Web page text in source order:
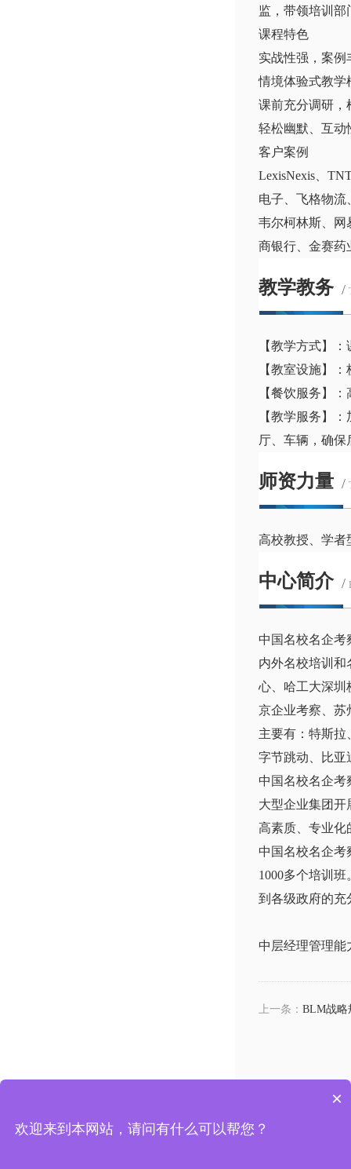
监，带领培训
课程特色
实战性强，案例
情境体验式教学
课前充分调研，
轻松幽默、互动
客户案例
LexisNexis、
电子、飞格物流
韦尔柯林斯、网
商银行、金赛药
教学教务 /
【教学方式】
【教室设施】
【餐饮服务】
【教学服务】
厅、车辆，确保
师资力量 /
高校教授、学者
中心简介 /
中国名校名企
内外名校培训
心、哈工大深圳
京企业考察、苏
主要有：特斯
字节跳动、比亚
中国名校名企
大型企业集团
高素质、专业化
中国名校名企考
1000多个培训
到各级政府的充
中层经理管理能
上一条： BLM战略
上海市杨浦区国权路525号复旦复华科技楼
×
欢迎来到本网站，请问有什么可以帮您？